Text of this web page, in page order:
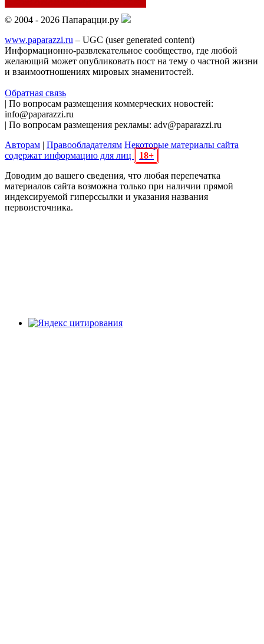
© 2004 - 2026 Папарацци.ру
www.paparazzi.ru – UGC (user generated content)
Информационно-развлекательное сообщество, где любой
желающий может опубликовать пост на тему о частной жизни
и взаимоотношениях мировых знаменитостей.
Обратная связь
| По вопросам размещения коммерческих новостей:
info@paparazzi.ru
| По вопросам размещения рекламы: adv@paparazzi.ru
Авторам | Правообладателям Некоторые материалы сайта
содержат информацию для лиц
18+
Доводим до вашего сведения, что любая перепечатка
материалов сайта возможна только при наличии прямой
индексируемой гиперссылки и указания названия
первоисточника.